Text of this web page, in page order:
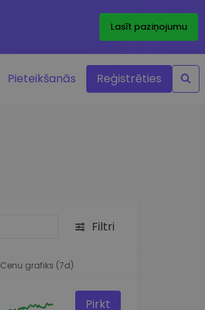
Lasīt paziņojumu
Pieteikšanās Reģistrēties
Filtri
Cenu grafiks (7d)
Pirkt